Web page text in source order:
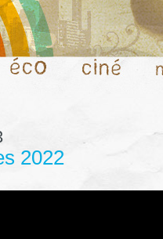
2022